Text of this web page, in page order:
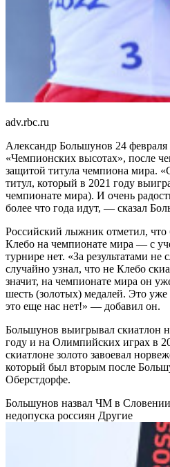
adv.rbc.ru
Александр Большунов 24
«Чемпионских высотах», после
защитой титула чемпиона мира.
титул, который в 2021 году
чемпионате мира). И очень
более что года идут, — сказал
Российский лыжник отметил,
Клебо на чемпионате мира — с
турнире нет. «За результатами не
случайно узнал, что не Клебо
значит, на чемпионате мира он
шесть (золотых) медалей. Это уже
это еще нас нет!» — добавил он.
Большунов выигрывал скиатлон
году и на Олимпийских играх в
скиатлоне золото завоевал
который был вторым после
Оберстдорфе.
Большунов назвал ЧМ в Словении
недопуска россиян Другие